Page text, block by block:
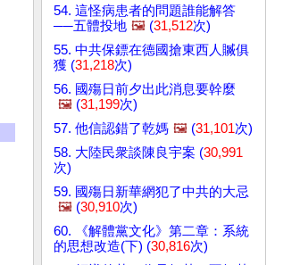
54. 這怪病患者的問題誰能解答
──五體投地 🖼️ (31,512次)
55. 中共保鏢在德國搶東西人贓俱
獲 (31,218次)
56. 國殤日前夕出此消息要幹麼
🖼️ (31,199次)
57. 他信認錯了乾媽 🖼️ (31,101次)
58. 大陸民衆談陳良宇案 (30,991
次)
59. 國殤日新華網犯了中共的大忌
🖼️ (30,910次)
60. 《解體黨文化》第二章：系統
的思想改造(下) (30,816次)